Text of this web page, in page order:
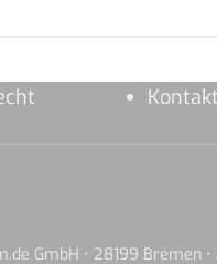
Kontakt
GmbH • 28199 Bremen •